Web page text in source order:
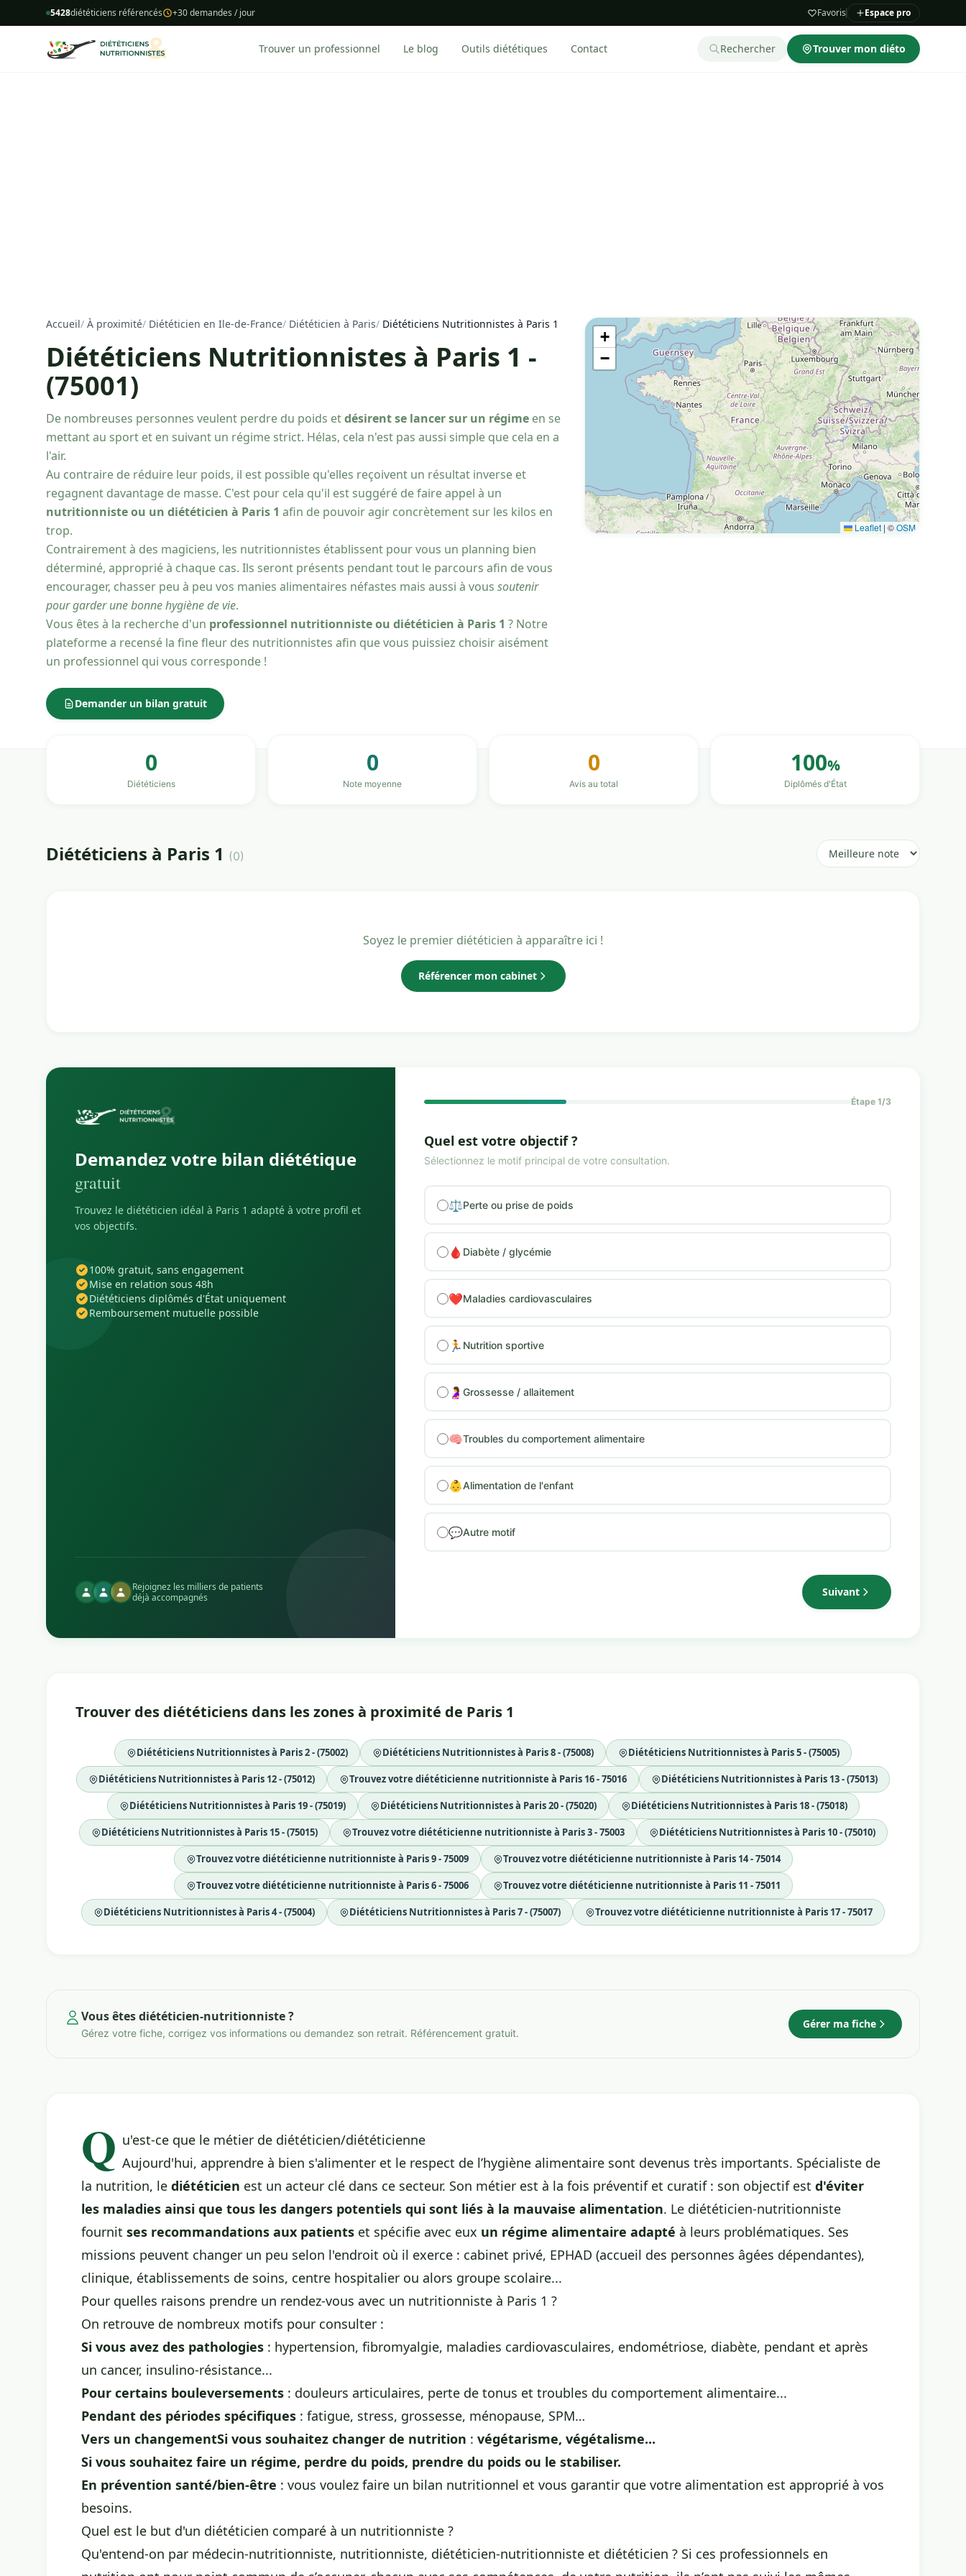
5428diététiciens référencés +30 demandes / jour Favoris Espace pro
Trouver un professionnel Le blog Outils diététiques Contact Rechercher Trouver mon diéto
Accueil/ À proximité/ Diététicien en Ile-de-France/ Diététicien à Paris/ Diététiciens Nutritionnistes à Paris 1 - (75001)
Diététiciens Nutritionnistes à Paris 1 -
(75001)
De nombreuses personnes veulent perdre du poids etdésirent se lancer sur un régime en se
mettant au sport et en suivant un régime strict. Hélas, cela n'est pas aussi simple que cela en a
l'air.
Au contraire de réduire leur poids, il est possible qu'elles reçoivent un résultat inverse et
regagnent davantage de masse. C'est pour cela qu'il est suggéré de faire appel à un
nutritionniste ou un diététicien à Paris 1 afin de pouvoir agir concrètement sur les kilos en
trop.
Contrairement à des magiciens, les nutritionnistes établissent pour vous un planning bien
déterminé, approprié à chaque cas. Ils seront présents pendant tout le parcours afin de vous
encourager, chasser peu à peu vos manies alimentaires néfastes mais aussi à vous soutenir
pour garder une bonne hygiène de vie.
Vous êtes à la recherche d'un professionnel nutritionniste ou diététicien à Paris 1 ? Notre
plateforme a recensé la fine fleur des nutritionnistes afin que vous puissiez choisir aisément
un professionnel qui vous corresponde !
Demander un bilan gratuit
+
−
Leaflet | ©OSM
0
Diététiciens
0
Note moyenne
0
Avis au total
100%
Diplômés d'État
Diététiciens à Paris 1 (0)
Soyez le premier diététicien à apparaître ici !
Référencer mon cabinet
Demandez votre bilan diététique
gratuit
Trouvez le diététicien idéal à Paris 1 adapté à votre profil et
vos objectifs.
100% gratuit, sans engagement
Mise en relation sous 48h
Diététiciens diplômés d'État uniquement
Remboursement mutuelle possible
Rejoignez les milliers de patients
déjà accompagnés
Étape 1/3
Quel est votre objectif ?
Sélectionnez le motif principal de votre consultation.
⚖️Perte ou prise de poids
🩸 Diabète / glycémie
❤️Maladies cardiovasculaires
🏃 Nutrition sportive
🤰 Grossesse / allaitement
🧠Troubles du comportement alimentaire
👶Alimentation de l'enfant
💬Autre motif
Suivant
Trouver des diététiciens dans les zones à proximité de Paris 1
Diététiciens Nutritionnistes à Paris 2 - (75002) Diététiciens Nutritionnistes à Paris 8 - (75008) Diététiciens Nutritionnistes à Paris 5 - (75005)
Diététiciens Nutritionnistes à Paris 12 - (75012) Trouvez votre diététicienne nutritionniste à Paris 16 - 75016 Diététiciens Nutritionnistes à Paris 13 - (75013)
Diététiciens Nutritionnistes à Paris 19 - (75019) Diététiciens Nutritionnistes à Paris 20 - (75020) Diététiciens Nutritionnistes à Paris 18 - (75018)
Diététiciens Nutritionnistes à Paris 15 - (75015) Trouvez votre diététicienne nutritionniste à Paris 3 - 75003 Diététiciens Nutritionnistes à Paris 10 - (75010)
Trouvez votre diététicienne nutritionniste à Paris 9 - 75009 Trouvez votre diététicienne nutritionniste à Paris 14 - 75014
Trouvez votre diététicienne nutritionniste à Paris 6 - 75006 Trouvez votre diététicienne nutritionniste à Paris 11 - 75011
Diététiciens Nutritionnistes à Paris 4 - (75004) Diététiciens Nutritionnistes à Paris 7 - (75007) Trouvez votre diététicienne nutritionniste à Paris 17 - 75017
Vous êtes diététicien-nutritionniste ?
Gérez votre fiche, corrigez vos informations ou demandez son retrait. Référencement gratuit.
Gérer ma fiche
Q u'est-ce que le métier de diététicien/diététicienne
Aujourd'hui, apprendre à bien s'alimenter et le respect de l’hygiène alimentaire sont devenus très importants. Spécialiste de
la nutrition, le diététicien est un acteur clé dans ce secteur. Son métier est à la fois préventif et curatif : son objectif est d'éviter
les maladies ainsi que tous les dangers potentiels qui sont liés à la mauvaise alimentation. Le diététicien-nutritionniste
fournit ses recommandations aux patients et spécifie avec eux un régime alimentaire adapté à leurs problématiques. Ses
missions peuvent changer un peu selon l'endroit où il exerce : cabinet privé, EPHAD (accueil des personnes âgées dépendantes),
clinique, établissements de soins, centre hospitalier ou alors groupe scolaire...
Pour quelles raisons prendre un rendez-vous avec un nutritionniste à Paris 1 ?
On retrouve de nombreux motifs pour consulter :
Si vous avez des pathologies : hypertension, fibromyalgie, maladies cardiovasculaires, endométriose, diabète, pendant et après
un cancer, insulino-résistance...
Pour certains bouleversements : douleurs articulaires, perte de tonus et troubles du comportement alimentaire...
Pendant des périodes spécifiques : fatigue, stress, grossesse, ménopause, SPM…
Vers un changementSi vous souhaitez changer de nutrition : végétarisme, végétalisme...
Si vous souhaitez faire un régime, perdre du poids, prendre du poids ou le stabiliser.
En prévention santé/bien-être : vous voulez faire un bilan nutritionnel et vous garantir que votre alimentation est approprié à vos
besoins.
Quel est le but d'un diététicien comparé à un nutritionniste ?
Qu'entend-on par médecin-nutritionniste, nutritionniste, diététicien-nutritionniste et diététicien ? Si ces professionnels en